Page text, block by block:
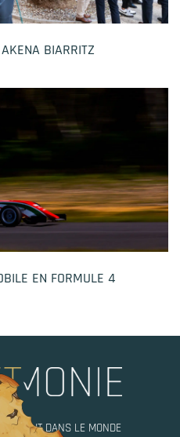
BIARRITZ
EN FORMULE 4
DANS LE MONDE